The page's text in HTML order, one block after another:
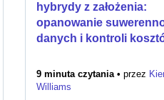
hybrydy z założenia:
opanowanie
danych i kontroli
9 minuta czytania • przez
Williams